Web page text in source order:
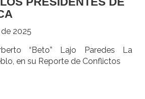
2025
“Beto” Lajo Paredes La
en su Reporte de Conflictos